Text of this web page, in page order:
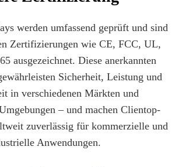
werden umfassend geprüft und sind
Zertifizierungen wie CE, FCC, UL,
ausgezeichnet. Diese anerkannten
Sicherheit, Leistung und
in verschiedenen Märkten und
– und machen Clientop-
zuverlässig für kommerzielle und
Anwendungen.